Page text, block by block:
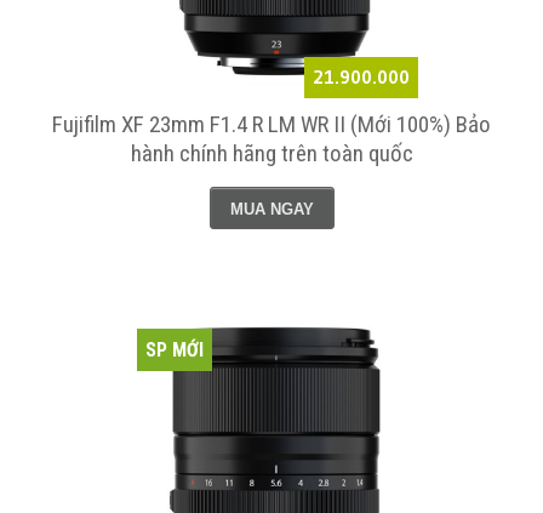
21.900.000
Fujifilm XF 23mm F1.4 R LM WR II (Mới 100%) Bảo
hành chính hãng trên toàn quốc
MUA NGAY
SP MỚI